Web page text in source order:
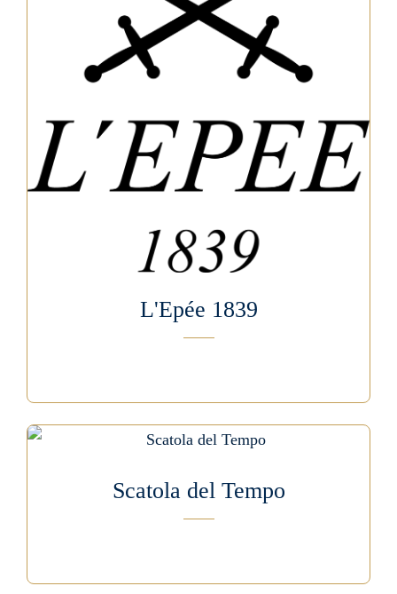
L'Epée 1839
Scatola del Tempo